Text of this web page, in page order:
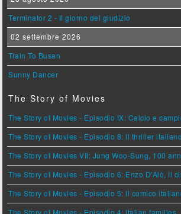
Terminator 2 - Il giorno del giudizio
02 settembre 2026
Train To Busan
Sunny Dancer
The Story of Movies
The Story of Movies - Episodio IX: Calcio e
The Story of Movies - Episodio 8: Il thriller italiano
The Story of Movies VII: Jung Woo-Sung, 100
The Story of Movies - Episodio 6: Enzo D'Alò, il
The Story of Movies - Episodio 5: Il comico